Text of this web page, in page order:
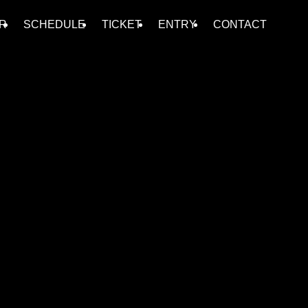
SCHEDULE TICKET ENTRY CONTACT